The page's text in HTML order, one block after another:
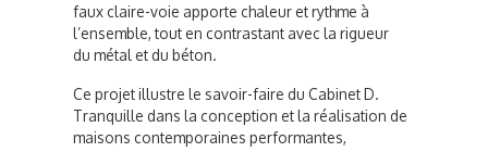
faux claire-voie apporte chaleur et rythme à
l’ensemble, tout en contrastant avec la rigueur
du métal et du béton.
Ce projet illustre le savoir-faire du Cabinet D.
Tranquille dans la conception et la réalisation de
maisons contemporaines performantes,